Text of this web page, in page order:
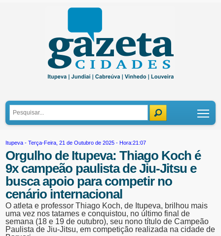
Itupeva - Terça-Feira, 21 de Outubro de 2025 - Hora:21:07
Orgulho de Itupeva: Thiago Koch é
9x campeão paulista de Jiu-Jitsu e
busca apoio para competir no
cenário internacional
O atleta e professor Thiago Koch, de Itupeva, brilhou mais
uma vez nos tatames e conquistou, no último final de
semana (18 e 19 de outubro), seu nono título de Campeão
Paulista de Jiu-Jitsu, em competição realizada na cidade de